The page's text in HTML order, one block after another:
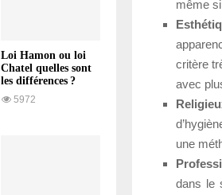
même
critère
avec
une
dans le
Loi Hamon ou loi
Chatel quelles sont
les différences ?
5972